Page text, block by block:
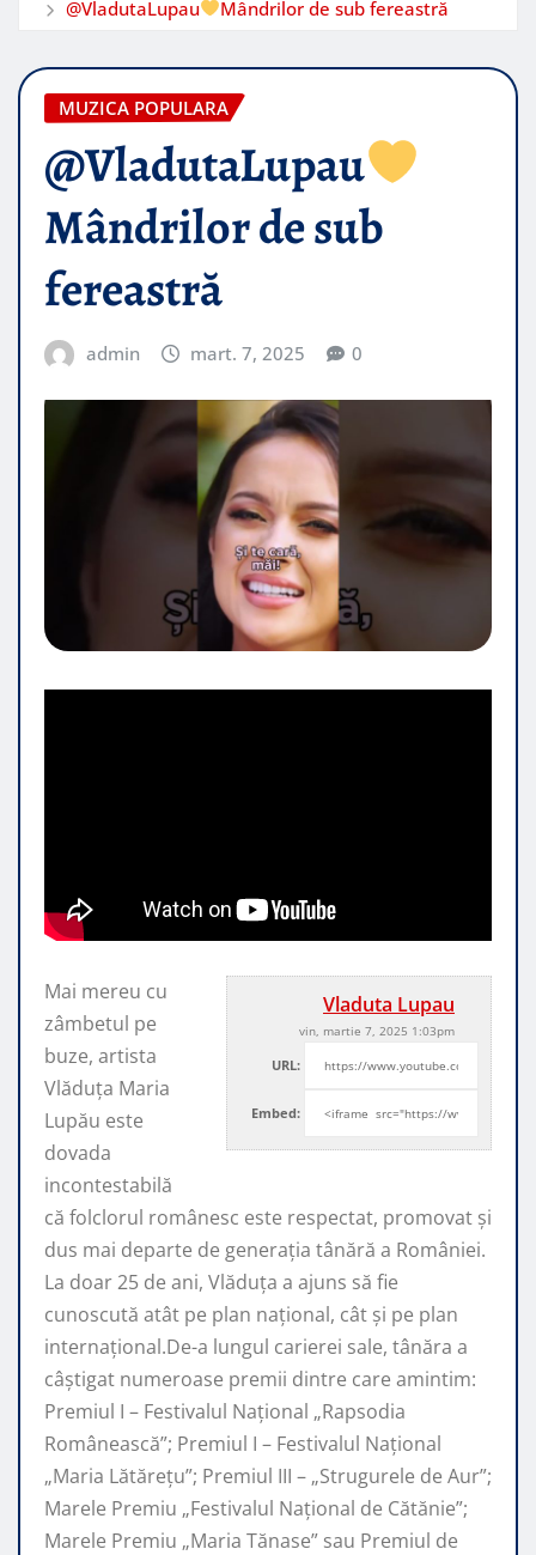
​@VladutaLupau
Mândrilor de sub fereastră
MUZICA POPULARA
​@VladutaLupau
Mândrilor de sub
fereastră
admin mart. 7, 2025 0
Vladuta Lupau
vin, martie 7, 2025 1:03pm
URL:
Embed:
Mai mereu cu
zâmbetul pe
buze, artista
Vlăduța Maria
Lupău este
dovada
incontestabilă
că folclorul românesc este respectat, promovat şi
dus mai departe de generaţia tânără a României.
La doar 25 de ani, Vlăduța a ajuns să fie
cunoscută atât pe plan naţional, cât şi pe plan
internaţional.De-a lungul carierei sale, tânăra a
câştigat numeroase premii dintre care amintim:
Premiul I – Festivalul Național „Rapsodia
Românească”; Premiul I – Festivalul Național
„Maria Lătărețu”; Premiul III – „Strugurele de Aur”;
Marele Premiu „Festivalul Național de Cătănie”;
Marele Premiu „Maria Tănase” sau Premiul de